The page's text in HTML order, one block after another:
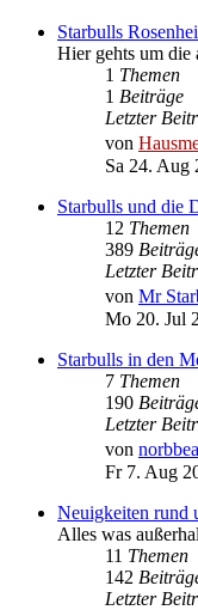
Starbulls
Hier gehts um die
1 Themen
1 Beiträge
Letzter
von
Sa 24. Aug
Starbulls und die
12 Themen
389
Letzter
von Mr
Mo 20. Jul
Starbulls in den
7 Themen
190
Letzter
von
Fr 7. Aug
Neuigkeiten rund
Alles was
11 Themen
142
Letzter